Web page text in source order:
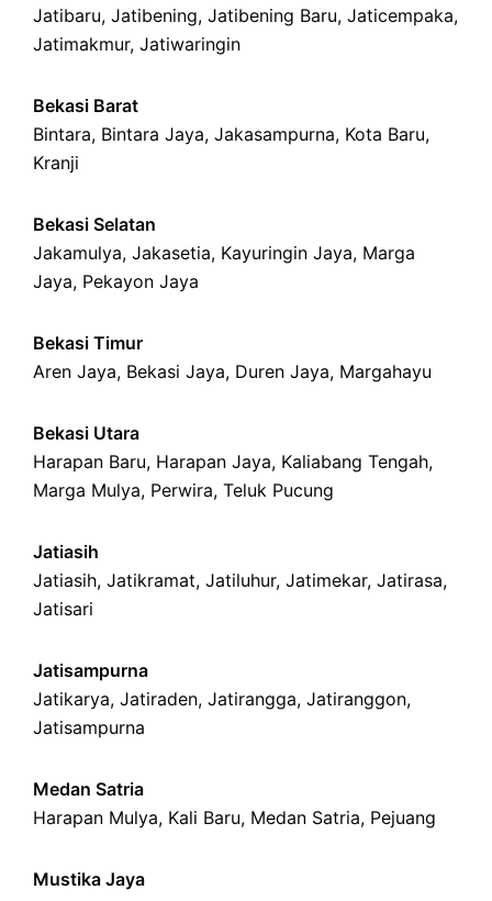
Jatibaru, Jatibening, Jatibening Baru, Jaticempaka,
Jatimakmur, Jatiwaringin
Bekasi Barat
Bintara, Bintara Jaya, Jakasampurna, Kota Baru,
Kranji
Bekasi Selatan
Jakamulya, Jakasetia, Kayuringin Jaya, Marga
Jaya, Pekayon Jaya
Bekasi Timur
Aren Jaya, Bekasi Jaya, Duren Jaya, Margahayu
Bekasi Utara
Harapan Baru, Harapan Jaya, Kaliabang Tengah,
Marga Mulya, Perwira, Teluk Pucung
Jatiasih
Jatiasih, Jatikramat, Jatiluhur, Jatimekar, Jatirasa,
Jatisari
Jatisampurna
Jatikarya, Jatiraden, Jatirangga, Jatiranggon,
Jatisampurna
Medan Satria
Harapan Mulya, Kali Baru, Medan Satria, Pejuang
Mustika Jaya